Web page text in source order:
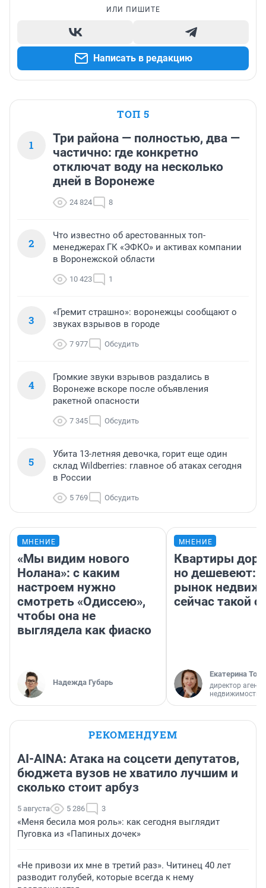
ИЛИ ПИШИТЕ
Написать в редакцию
ТОП 5
1
Три района — полностью, два —
частично: где конкретно
отключат воду на несколько
дней в Воронеже
24 824 8
2
Что известно об арестованных топ-
менеджерах ГК «ЭФКО» и активах компании
в Воронежской области
10 423 1
3
«Гремит страшно»: воронежцы сообщают о
звуках взрывов в городе
7 977 Обсудить
4
Громкие звуки взрывов раздались в
Воронеже вскоре после объявления
ракетной опасности
7 345 Обсудить
5
Убита 13-летняя девочка, горит еще один
склад Wildberries: главное об атаках сегодня
в России
5 769 Обсудить
МНЕНИЕ
«Мы видим нового
Нолана»: с каким
настроем нужно
смотреть «Одиссею»,
чтобы она не
выглядела как фиаско
Надежда Губарь
МНЕНИЕ
Квартиры
но дешевеют:
рынок
сейчас такой
Екатерина
директор
недвижимости
РЕКОМЕНДУЕМ
AI-AINA: Атака на соцсети депутатов,
бюджета вузов не хватило лучшим и
сколько стоит арбуз
5 августа 5 286 3
«Меня бесила моя роль»: как сегодня выглядит
Пуговка из «Папиных дочек»
«Не привози их мне в третий раз». Читинец 40 лет
разводит голубей, которые всегда к нему